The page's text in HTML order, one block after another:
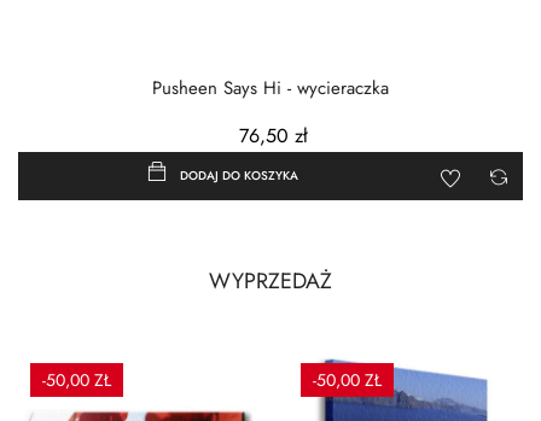
Pusheen Says Hi - wycieraczka
76,50 zł
DODAJ DO KOSZYKA
WYPRZEDAŻ
-50,00 ZŁ -50,00 ZŁ